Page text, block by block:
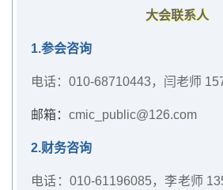
大会联系人
1.参会咨询
电话：010-68710443，闫老师
邮箱： cmic_public@126.com
2.财务咨询
电话：010-61196085，李老师